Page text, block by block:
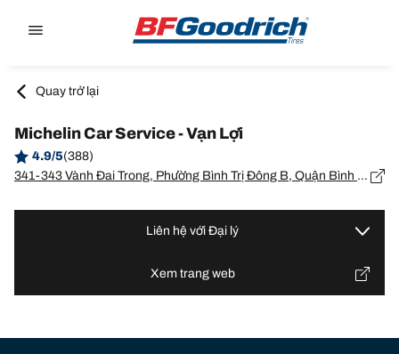
Quay trở lại
Michelin Car Service - Vạn Lợi
4.9/5(388)
341-343 Vành Đai Trong, Phường Bình Trị Đông B, Quận Bình Tân, Hồ Chí Minh
Liên hệ với Đại lý
Xem trang web